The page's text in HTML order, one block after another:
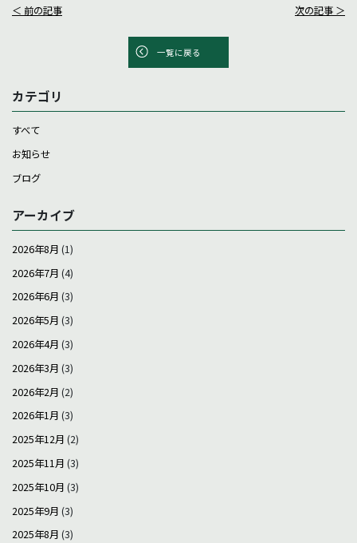
＜ 前の記事 次の記事 ＞
一覧に戻る
カテゴリ
すべて
お知らせ
ブログ
アーカイブ
2026年8月 (1)
2026年7月 (4)
2026年6月 (3)
2026年5月 (3)
2026年4月 (3)
2026年3月 (3)
2026年2月 (2)
2026年1月 (3)
2025年12月 (2)
2025年11月 (3)
2025年10月 (3)
2025年9月 (3)
2025年8月 (3)